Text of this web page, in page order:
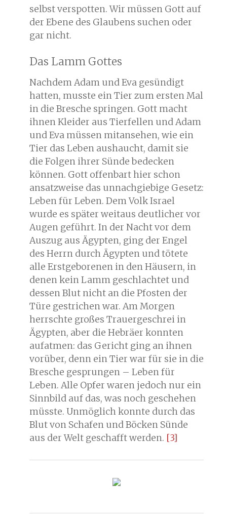
selbst verspotten. Wir müssen Gott auf
der Ebene des Glaubens suchen oder
gar nicht.
Das Lamm Gottes
Nachdem Adam und Eva gesündigt
hatten, musste ein Tier zum ersten Mal
in die Bresche springen. Gott macht
ihnen Kleider aus Tierfellen und Adam
und Eva müssen mitansehen, wie ein
Tier das Leben aushaucht, damit sie
die Folgen ihrer Sünde bedecken
können. Gott offenbart hier schon
ansatzweise das unnachgiebige Gesetz:
Leben für Leben. Dem Volk Israel
wurde es später weitaus deutlicher vor
Augen geführt. In der Nacht vor dem
Auszug aus Ägypten, ging der Engel
des Herrn durch Ägypten und tötete
alle Erstgeborenen in den Häusern, in
denen kein Lamm geschlachtet und
dessen Blut nicht an die Pfosten der
Türe gestrichen war. Am Morgen
herrschte großes Trauergeschrei in
Ägypten, aber die Hebräer konnten
aufatmen: das Gericht ging an ihnen
vorüber, denn ein Tier war für sie in die
Bresche gesprungen – Leben für
Leben. Alle Opfer waren jedoch nur ein
Sinnbild auf das, was noch geschehen
müsste. Unmöglich konnte durch das
Blut von Schafen und Böcken Sünde
aus der Welt geschafft werden. [3]